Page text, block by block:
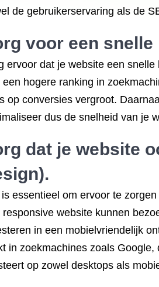
de gebruikerservaring als de
voor een
ervoor dat je website een
een hogere ranking in
op conversies vergroot.
dus de snelheid van je
dat je website
is essentieel om ervoor te
responsive website kunnen
in een mobielvriendelijk
in zoekmachines zoals
op zowel desktops als